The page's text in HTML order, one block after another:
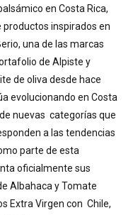
en Costa Rica,
inspirados en
una de las marcas
de Alpiste y
de oliva desde hace
evolucionando en Costa
nuevas categorías que
a las tendencias
parte de esta
oficialmente sus
Albahaca y Tomate
Extra Virgen con Chile,